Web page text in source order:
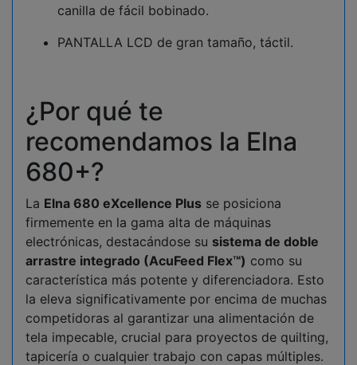
canilla de fácil bobinado.
PANTALLA LCD de gran tamaño, táctil.
¿Por qué te
recomendamos la Elna
680+?
La Elna 680 eXcellence Plus se posiciona
firmemente en la gama alta de máquinas
electrónicas, destacándose su sistema de doble
arrastre integrado (AcuFeed Flex™) como su
característica más potente y diferenciadora. Esto
la eleva significativamente por encima de muchas
competidoras al garantizar una alimentación de
tela impecable, crucial para proyectos de quilting,
tapicería o cualquier trabajo con capas múltiples.